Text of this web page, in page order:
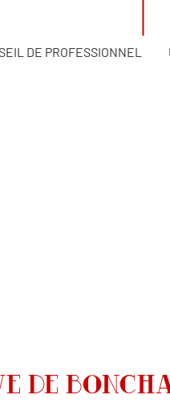
DE PROFESSIONNEL
DE